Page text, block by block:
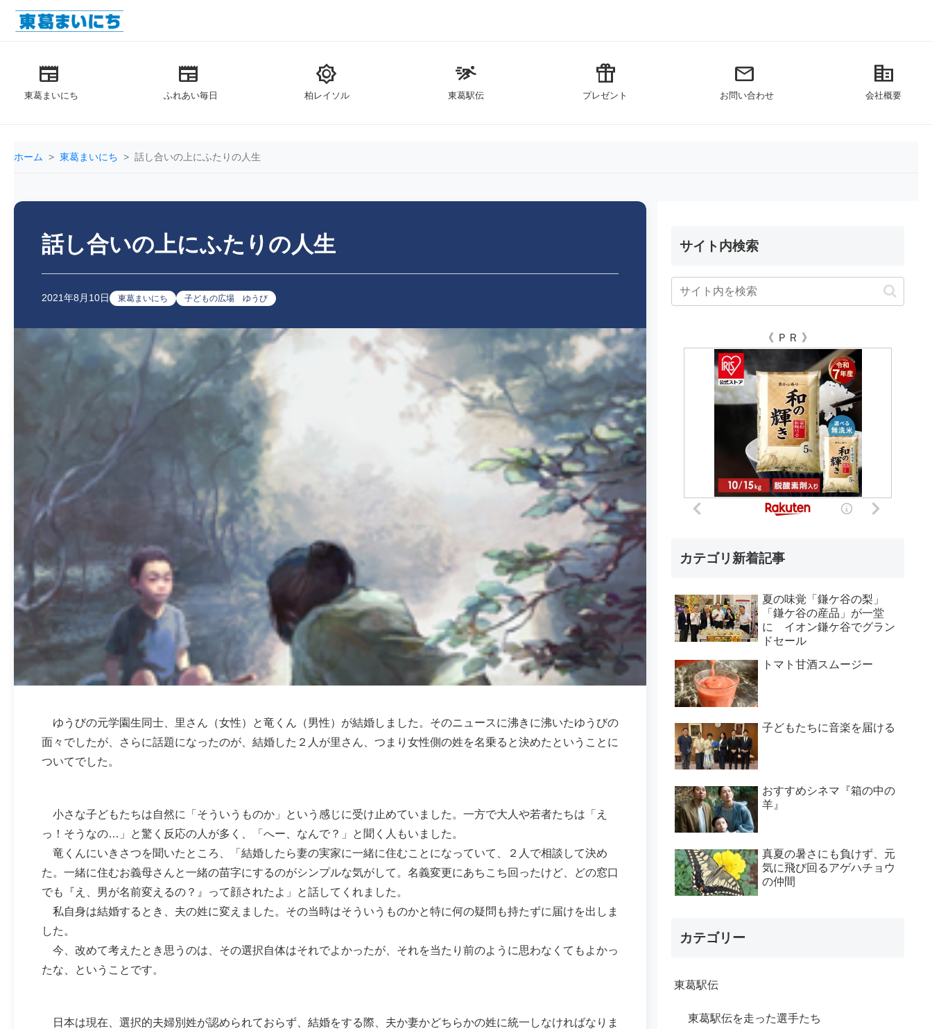
newspaper
東葛まいにち
newspaper
ふれあい毎日
brightness_5
柏レイソル
sprint
東葛駅伝
featured_seasonal_and_gifts
プレゼント
mail
お問い合わせ
corporate_fare
会社概要
ホーム 東葛まいにち 話し合いの上にふたりの人生
話し合いの上にふたりの人生
2021年8月10日 東葛まいにち 子どもの広場 ゆうび
ゆうびの元学園生同士、里さん（女性）と竜くん（男性）が結婚しました。そのニュースに沸きに沸いたゆうびの
面々でしたが、さらに話題になったのが、結婚した２人が里さん、つまり女性側の姓を名乗ると決めたということに
ついてでした。
小さな子どもたちは自然に「そういうものか」という感じに受け止めていました。一方で大人や若者たちは「え
っ！そうなの…」と驚く反応の人が多く、「へー、なんで？」と聞く人もいました。
竜くんにいきさつを聞いたところ、「結婚したら妻の実家に一緒に住むことになっていて、２人で相談して決め
た。一緒に住むお義母さんと一緒の苗字にするのがシンプルな気がして。名義変更にあちこち回ったけど、どの窓口
でも『え、男が名前変えるの？』って顔されたよ」と話してくれました。
私自身は結婚するとき、夫の姓に変えました。その当時はそういうものかと特に何の疑問も持たずに届けを出しま
した。
今、改めて考えたとき思うのは、その選択自体はそれでよかったが、それを当たり前のように思わなくてもよかっ
たな、ということです。
日本は現在、選択的夫婦別姓が認められておらず、結婚をする際、夫か妻かどちらかの姓に統一しなければなりま
サイト内検索
《 ＰＲ 》
カテゴリ新着記事
夏の味覚「鎌ケ谷の梨」
「鎌ケ谷の産品」が一堂
に イオン鎌ケ谷でグラン
ドセール
トマト甘酒スムージー
子どもたちに音楽を届ける
おすすめシネマ『箱の中の
羊』
真夏の暑さにも負けず、元
気に飛び回るアゲハチョウ
の仲間
カテゴリー
東葛駅伝
東葛駅伝を走った選手たち